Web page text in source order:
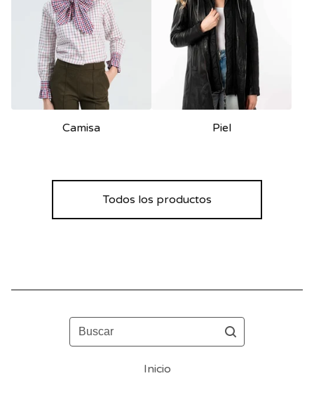
Camisa Piel
Todos los productos
Buscar
Inicio